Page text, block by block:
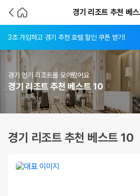
경기 리조트 추천 베
3초 가입하고 경기 추천 호텔 할인 쿠폰 받기!
경기 인기 리조트를 모아왔어요
경기 리조트 추천 베스트 10
경기 리조트 추천 베스트 10